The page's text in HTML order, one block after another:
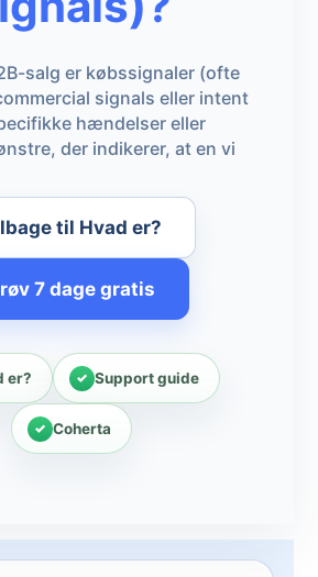
salg er købssignaler (ofte
signals eller intent
hændelser eller
der indikerer, at en vi
til Hvad er?
7 dage gratis
er? Support guide
Coherta